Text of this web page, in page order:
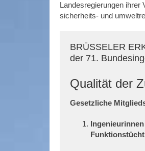
Landesregierungen ihrer
sicherheits- und
BRÜSSELER
der 71.
Qualität der
Gesetzliche